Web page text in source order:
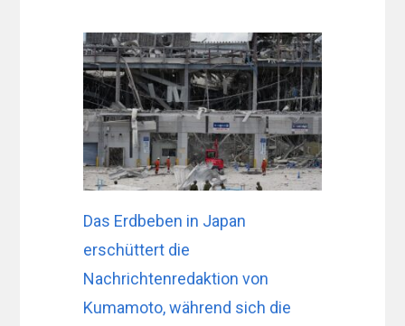
Das Erdbeben in Japan
erschüttert die
Nachrichtenredaktion von
Kumamoto, während sich die